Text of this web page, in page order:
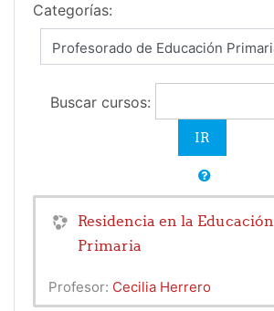
Categorías:
Buscar cursos:
Residencia en la Educación
Primaria
Profesor: Cecilia Herrero